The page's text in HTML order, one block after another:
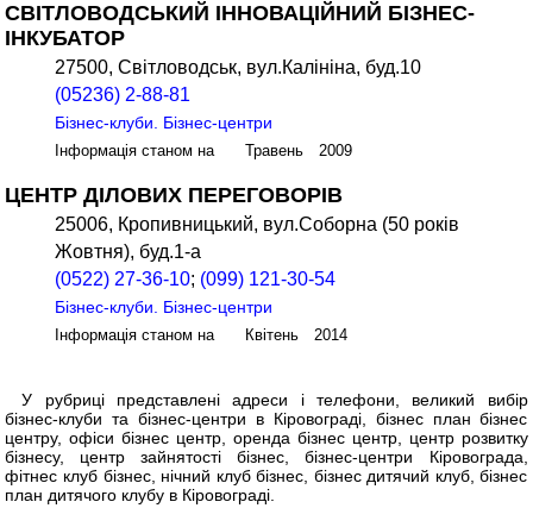
СВІТЛОВОДСЬКИЙ ІННОВАЦІЙНИЙ БІЗНЕС-
ІНКУБАТОР
27500, Світловодськ, вул.Калініна, буд.10
(05236) 2-88-81
Бізнес-клуби. Бізнес-центри
Інформація станом на Травень 2009
ЦЕНТР ДІЛОВИХ ПЕРЕГОВОРІВ
25006, Кропивницький, вул.Соборна (50 років
Жовтня), буд.1-а
(0522) 27-36-10; (099) 121-30-54
Бізнес-клуби. Бізнес-центри
Інформація станом на Квітень 2014
У рубриці представлені адреси і телефони, великий вибір
бізнес-клуби та бізнес-центри в Кіровограді, бізнес план бізнес
центру, офіси бізнес центр, оренда бізнес центр, центр розвитку
бізнесу, центр зайнятості бізнес, бізнес-центри Кіровограда,
фітнес клуб бізнес, нічний клуб бізнес, бізнес дитячий клуб, бізнес
план дитячого клубу в Кіровограді.